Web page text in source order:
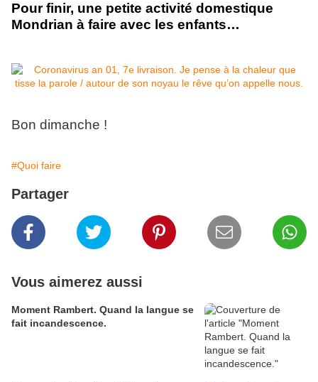
Pour finir, une petite activité domestique
Mondrian à faire avec les enfants…
Bon dimanche !
#Quoi faire
Partager
Vous aimerez aussi
Moment Rambert. Quand la langue se
fait incandescence.